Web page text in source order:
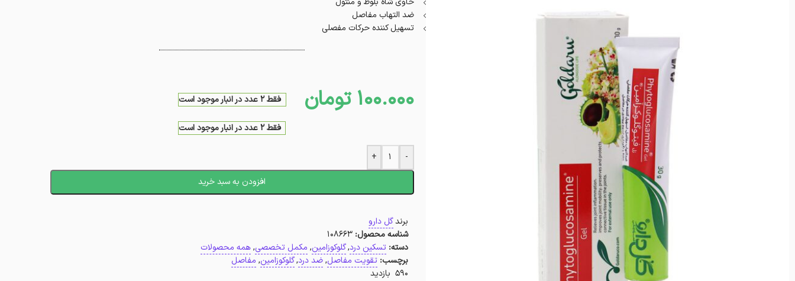
ضد التهاب مفاصل
تسهیل کننده حرکات مفصلی
100.000 تومان فقط 2 عدد در انبار موجود است
فقط 2 عدد در انبار موجود است
-
+
افزودن به سبد خرید
برندگل دارو
شناسه محصول:108663
دسته: تسکین درد,گلوکوزامین, مکمل تخصصی, همه محصولات
برچسب: تقویت مفاصل, ضد درد,گلوکوزامین, مفاصل
590 بازدید